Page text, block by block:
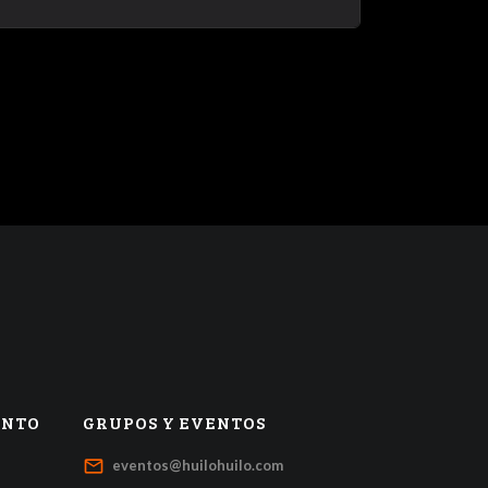
GRUPOS Y EVENTOS
mail_outline eventos@huilohuilo.com